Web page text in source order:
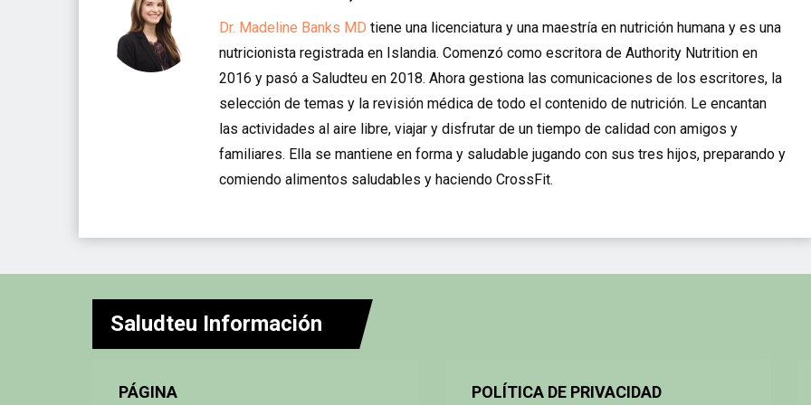
estos 5
superalimentos
que pueden
combatir la flacidez
Dr. Madeline Banks MD tiene una licenciatura y una maestría en nutrición humana y es una
nutricionista registrada en Islandia. Comenzó como escritora de Authority Nutrition en
2016 y pasó a Saludteu en 2018. Ahora gestiona las comunicaciones de los escritores, la
selección de temas y la revisión médica de todo el contenido de nutrición. Le encantan
las actividades al aire libre, viajar y disfrutar de un tiempo de calidad con amigos y
familiares. Ella se mantiene en forma y saludable jugando con sus tres hijos, preparando y
comiendo alimentos saludables y haciendo CrossFit.
Saludteu Información
PÁGINA POLÍTICA DE PRIVACIDAD